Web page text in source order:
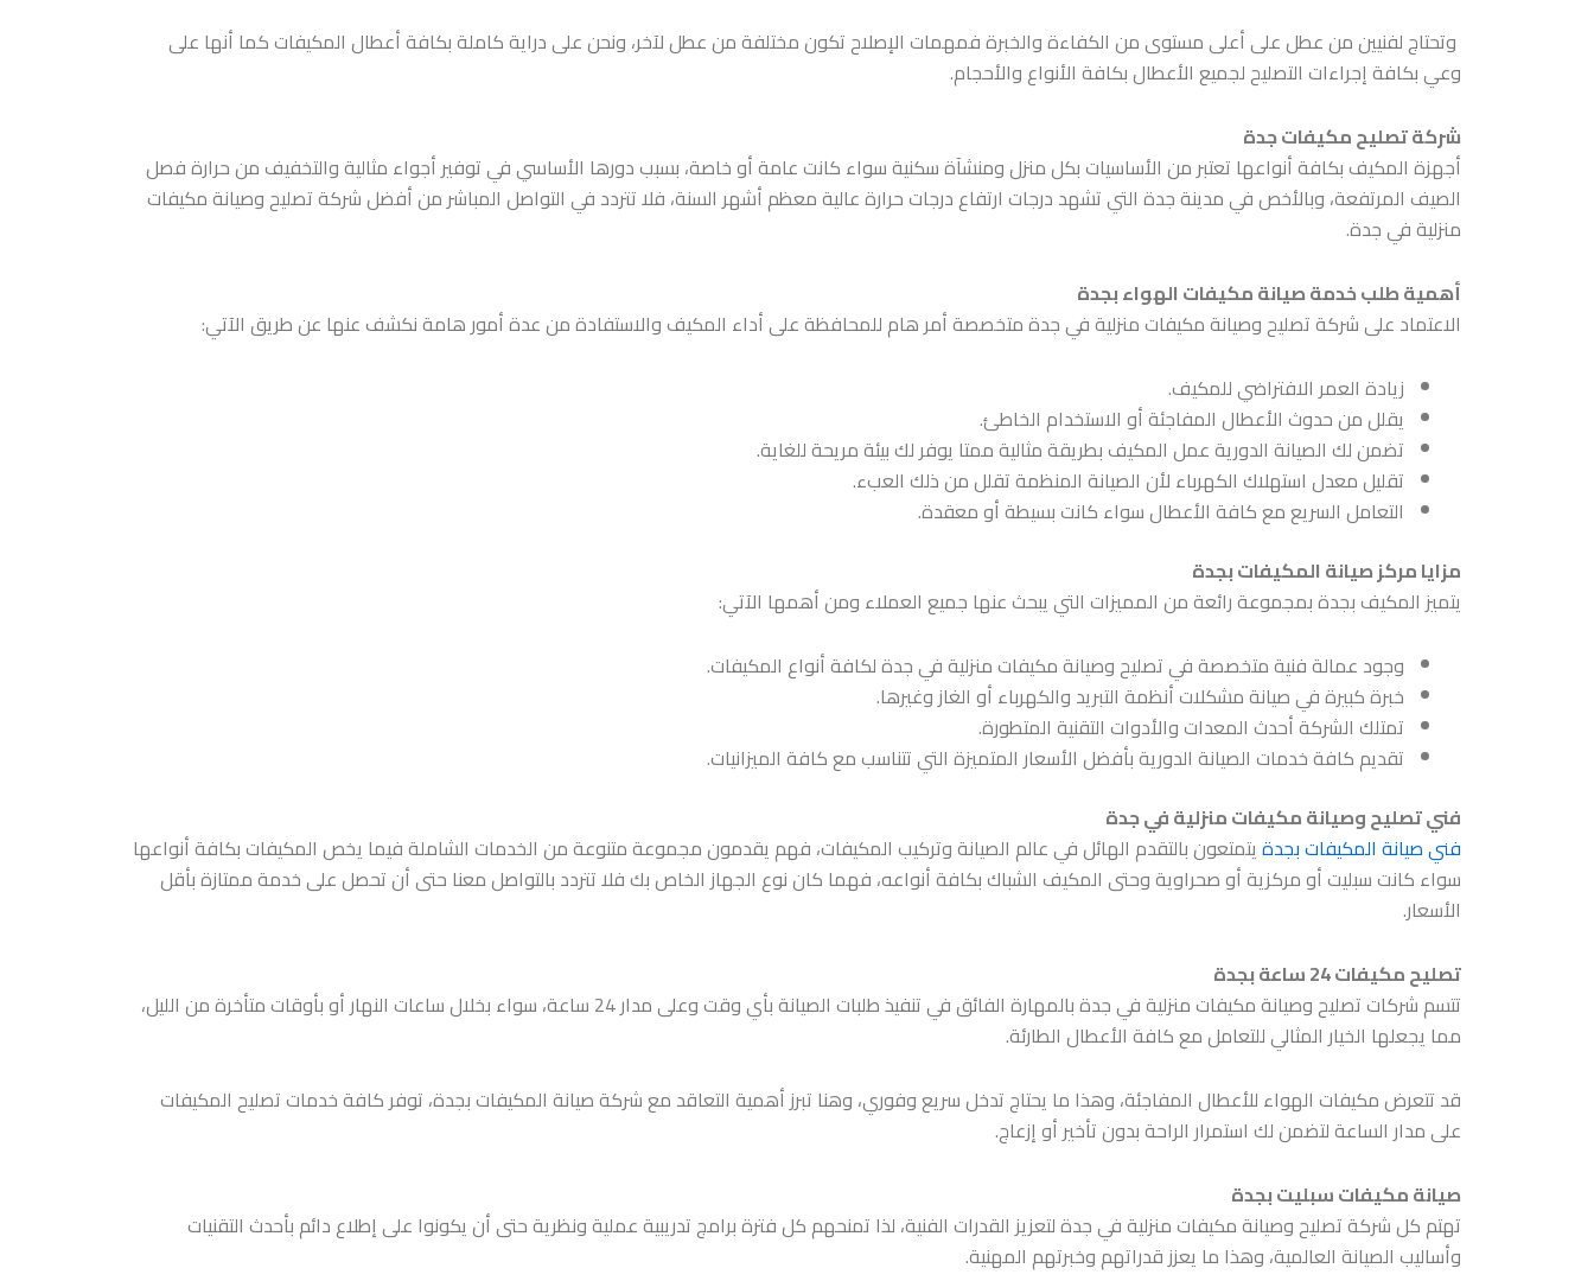
وتحتاج لفنيين من عطل على أعلى مستوى من الكفاءة والخبرة فمهمات الإصلاح تكون مختلفة من عطل لآخر، ونحن على دراية كاملة بكافة أعطال المكيفات كما أنها على
وعي بكافة إجراءات التصليح لجميع الأعطال بكافة الأنواع والأحجام.
شركة تصليح مكيفات جدة
أجهزة المكيف بكافة أنواعها تعتبر من الأساسيات بكل منزل ومنشآة سكنية سواء كانت عامة أو خاصة، بسبب دورها الأساسي في توفير أجواء مثالية والتخفيف من حرارة فصل
الصيف المرتفعة، وبالأخص في مدينة جدة التي تشهد درجات ارتفاع درجات حرارة عالية معظم أشهر السنة، فلا تتردد في التواصل المباشر من أفضل شركةتصليح وصيانة مكيفات
منزلية في جدة.
أهمية طلب خدمة صيانة مكيفات الهواء بجدة
الاعتماد على شركةتصليح وصيانة مكيفات منزلية في جدةمتخصصة أمر هام للمحافظة على أداء المكيف والاستفادة من عدة أمور هامة نكشف عنها عن طريق الآتي:
زيادة العمر الافتراضي للمكيف.
يقلل من حدوث الأعطال المفاجئة أو الاستخدام الخاطئ.
تضمن لك الصيانة الدورية عمل المكيف بطريقة مثالية ممتا يوفر لك بيئة مريحة للغاية.
تقليل معدل استهلاك الكهرباء لأن الصيانة المنظمة تقلل من ذلك العبء.
التعامل السريع مع كافة الأعطال سواء كانت بسيطة أو معقدة.
مزايا مركز صيانة المكيفات بجدة
يتميز المكيف بجدة بمجموعة رائعة من المميزات التي يبحث عنها جميع العملاء ومن أهمها الآتي:
وجود عمالة فنية متخصصة فيتصليح وصيانة مكيفات منزلية في جدةلكافة أنواع المكيفات.
خبرة كبيرة في صيانة مشكلات أنظمة التبريد والكهرباء أو الغاز وغيرها.
تمتلك الشركة أحدث المعدات والأدوات التقنية المتطورة.
تقديم كافة خدمات الصيانة الدورية بأفضل الأسعار المتميزة التي تتناسب مع كافة الميزانيات.
فني تصليح وصيانة مكيفات منزلية في جدة
فني صيانة المكيفات بجدةيتمتعون بالتقدم الهائل في عالم الصيانة وتركيب المكيفات، فهم يقدمون مجموعة متنوعة من الخدمات الشاملة فيما يخص المكيفات بكافة أنواعها
سواء كانت سبليت أو مركزية أو صحراوية وحتى المكيف الشباك بكافة أنواعه، فهما كان نوع الجهاز الخاص بك فلا تتردد بالتواصل معنا حتى أن تحصل على خدمة ممتازة بأقل
الأسعار.
تصليح مكيفات 24 ساعة بجدة
تتسم شركاتتصليح وصيانة مكيفات منزلية في جدة
بالمهارة الفائق في تنفيذ طلبات الصيانة بأي وقت وعلى مدار 24 ساعة، سواء بخلال ساعات النهار أو بأوقات متأخرة من الليل،
مما يجعلها الخيار المثالي للتعامل مع كافة الأعطال الطارئة.
قد تتعرض مكيفات الهواء للأعطال المفاجئة، وهذا ما يحتاج تدخل سريع وفوري، وهنا تبرز أهمية التعاقد مع شركة صيانة المكيفات بجدة، توفر كافة خدمات تصليح المكيفات
على مدار الساعة لتضمن لك استمرار الراحة بدون تأخير أو إزعاج.
صيانة مكيفات سبليت بجدة
تهتم كل شركةتصليح وصيانة مكيفات منزلية في جدةلتعزيز القدرات الفنية، لذا تمنحهم كل فترة برامج تدريبية عملية ونظرية حتى أن يكونوا على إطلاع دائم بأحدث التقنيات
وأساليب الصيانة العالمية، وهذا ما يعزز قدراتهم وخبرتهم المهنية.